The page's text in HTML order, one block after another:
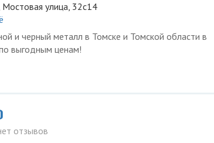
Мостовая улица, 32с14
и черный металл в Томске и Томской области в
выгодным ценам!
отзывов